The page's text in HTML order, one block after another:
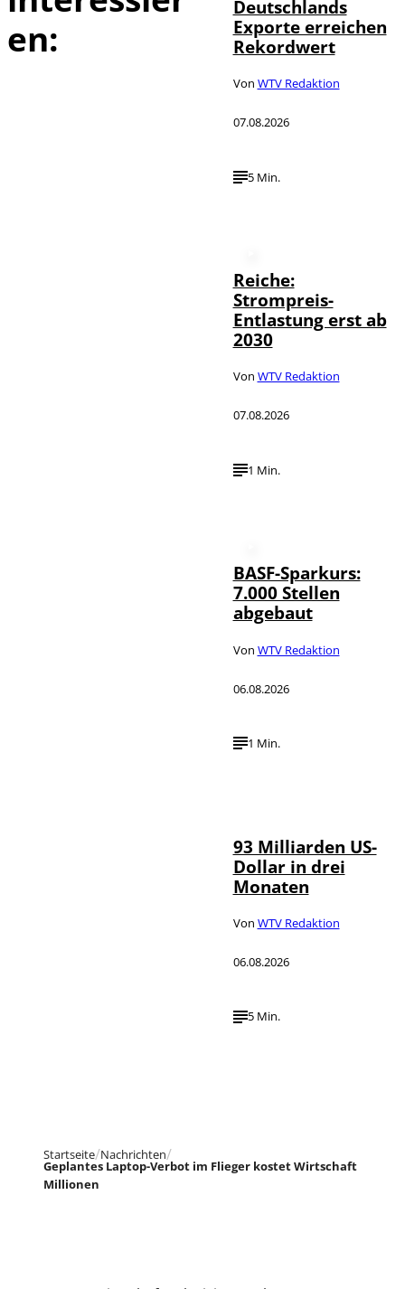
en:
Deutschlands
Exporte erreichen
Rekordwert
Von WTV Redaktion
07.08.2026
5 Min.
Reiche:
Strompreis-
Entlastung erst ab
2030
Von WTV Redaktion
07.08.2026
1 Min.
BASF-Sparkurs:
7.000 Stellen
abgebaut
Von WTV Redaktion
06.08.2026
1 Min.
93 Milliarden US-
Dollar in drei
Monaten
Von WTV Redaktion
06.08.2026
5 Min.
Startseite Nachrichten
Geplantes Laptop-Verbot im Flieger kostet Wirtschaft
Millionen